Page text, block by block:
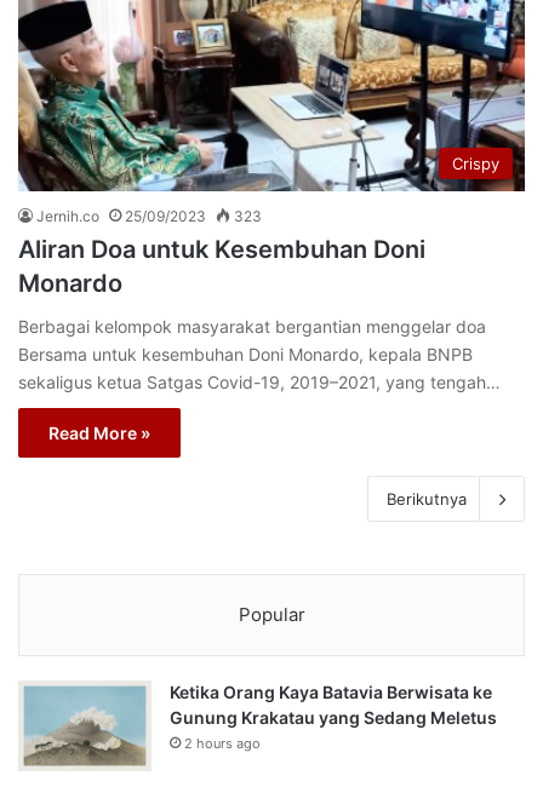
Crispy
Jernih.co 25/09/2023 323
Aliran Doa untuk Kesembuhan Doni
Monardo
Berbagai kelompok masyarakat bergantian menggelar doa
Bersama untuk kesembuhan Doni Monardo, kepala BNPB
sekaligus ketua Satgas Covid-19, 2019–2021, yang tengah…
Read More »
Berikutnya
Popular
Ketika Orang Kaya Batavia Berwisata ke
Gunung Krakatau yang Sedang Meletus
2 hours ago